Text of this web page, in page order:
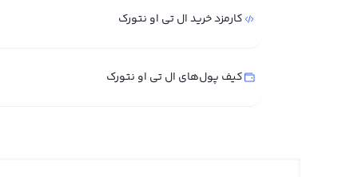
کارمزد خرید ال تی او نتورک
کیف پول‌های ال تی او نتورک